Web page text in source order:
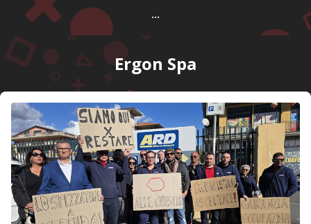
...
Ergon Spa